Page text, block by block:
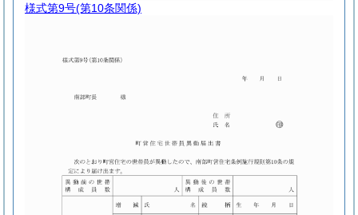
様式第9号(第10条関係)